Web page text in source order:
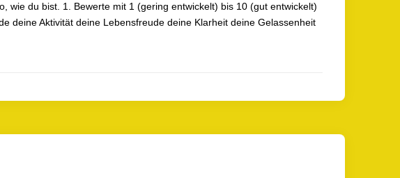
du bist. 1. Bewerte mit 1 (gering entwickelt) bis 10 (gut entwickelt)
deine Aktivität deine Lebensfreude deine Klarheit deine Gelassenheit